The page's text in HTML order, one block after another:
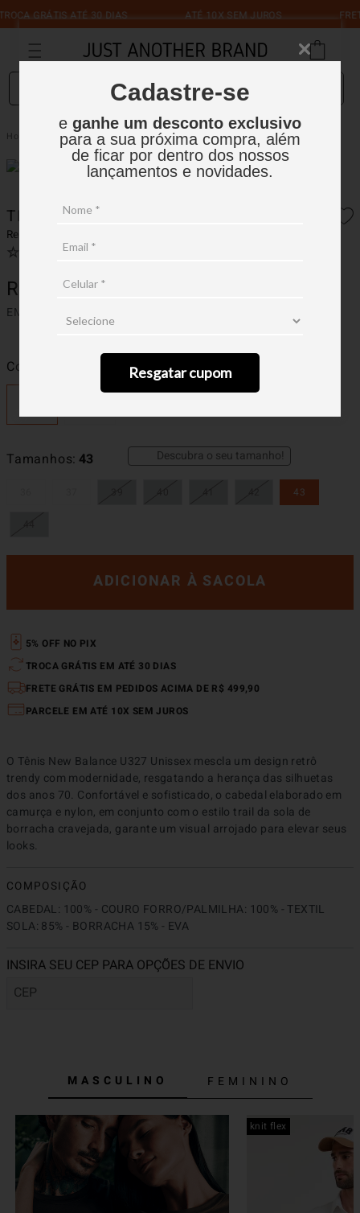
Cadastre-se
e ganhe um desconto exclusivo
para a sua próxima compra, além
de ficar por dentro dos nossos
lançamentos e novidades.
Resgatar cupom
GRÁTIS ATÉ 30 DIAS ATÉ 10X SEM JUROS FRETE
O que você está procurando?
Tênis | JAB Tênis New Balance U327
TÊNIS NEW BALANCE U327
Ref.:
☆ ☆(0)
R$ 599,99
EM ATÉ
Tamanhos 43
43
Descubra o seu tamanho!
Cor
ADICIONAR À SACOLA
5% OFF NO PIX
TROCA GRÁTIS EM ATÉ 30 DIAS
FRETE GRÁTIS EM PEDIDOS ACIMA DE R$ 499,90
PARCELE EM ATÉ 10X SEM JUROS
O Tênis New Balance U327 Unissex mescla um design retrô
trendy com modernidade, resgatando a herança das silhuetas
dos anos 70. Confortável e sofisticado, o cabedal elaborado em
camurça e nylon, em conjunto com o estilo trail da sola de
borracha cravejada, garante um visual arrojado para elevar seus
looks.
COMPOSIÇÃO
CABEDAL: 100% - COURO FORRO/PALMILHA: 100% - TEXTIL
SOLA: 85% - BORRACHA 15% - EVA
MASCULINO FEMININO
knit flex